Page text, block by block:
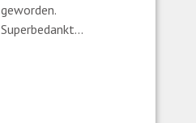
geworden.
Superbedankt...